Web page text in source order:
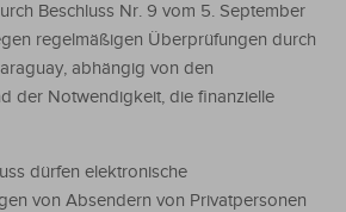
Beschluss Nr. 9 vom 5. September
regelmäßigen Überprüfungen durch
abhängig von den
der Notwendigkeit, die finanzielle
dürfen elektronische
von Absendern von Privatpersonen